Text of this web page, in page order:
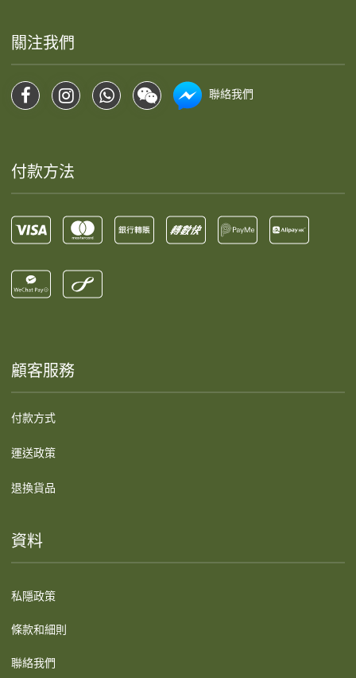
關注我們
聯絡我們
付款方法
顧客服務
付款方式
運送政策
退換貨品
資料
私隱政策
條款和細則
聯絡我們